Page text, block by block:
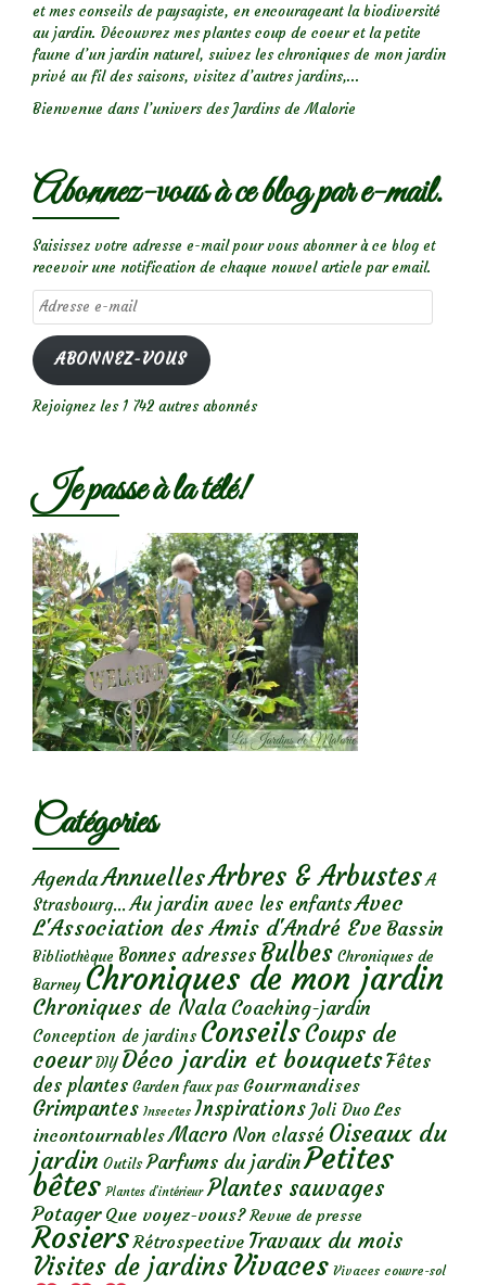
et mes conseils de paysagiste, en encourageant la biodiversité
au jardin. Découvrez mes plantes coup de coeur et la petite
faune d’un jardin naturel, suivez les chroniques de mon jardin
privé au fil des saisons, visitez d’autres jardins,...
Bienvenue dans l’univers des Jardins de Malorie
Abonnez-vous à ce blog par e-mail.
Saisissez votre adresse e-mail pour vous abonner à ce blog et
recevoir une notification de chaque nouvel article par email.
Adresse
e-
mail
ABONNEZ-VOUS
Rejoignez les 1 742 autres abonnés
Je passe à la télé!
Catégories
AgendaAnnuellesArbres & Arbustes A
Strasbourg... Au jardin avec les enfantsAvec
L'Association des Amis d'André Eve Bassin
Bibliothèque Bonnes adresses Bulbes Chroniques de
Barney Chroniques de mon jardin
Chroniques de Nala Coaching-jardin
Conception de jardins ConseilsCoups de
coeur DIY Déco jardin et bouquetsFêtes
des plantes Garden faux pas Gourmandises
Grimpantes Insectes Inspirations Joli Duo Les
incontournables Macro Non classé Oiseaux du
jardin Outils Parfums du jardinPetites
bêtes Plantes d’intérieur Plantes sauvages
Potager Que voyez-vous? Revue de presse
Rosiers Rétrospective Travaux du mois
Visites de jardins Vivaces Vivaces couvre-sol